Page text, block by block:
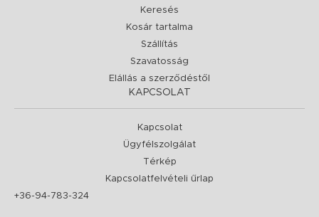
Keresés
Kosár tartalma
Szállítás
Szavatosság
Elállás a szerződéstől
KAPCSOLAT
Kapcsolat
Ügyfélszolgálat
Térkép
Kapcsolatfelvételi űrlap
+36-94-783-324